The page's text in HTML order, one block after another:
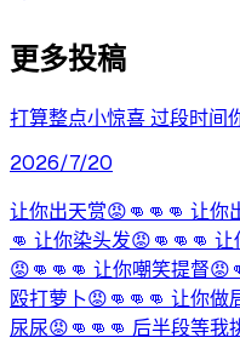
更多投稿
打算整点小惊喜 过段时间
2026/7/20
让你出天赏😡👊👊👊 让你
👊 让你染头发😡👊👊👊
😡👊👊👊 让你嘲笑提督
殴打萝卜😡👊👊👊 让你做
尿尿😡👊👊👊 后半段等我